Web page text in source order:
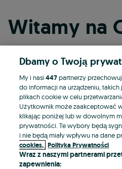
Witamy na
Kontynuuj
Kontynuuj
Kontynuuj
LUB
Dbamy o Twoją
My i nasi447partnerzy
do informacji na urządzeniu,
plikach cookie w celu
Użytkownik może zaakceptować
klikając poniżej lub w dowolnym
prywatności. Te wybory będą
i nie będą miały wpływu na dane
cookies, Polityka Prywatności
Wraz z naszymi partnerami
zapewnienia: